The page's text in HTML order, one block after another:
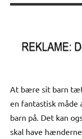
At bære sit barn
en fantastisk
barn på. Det kan
skal have